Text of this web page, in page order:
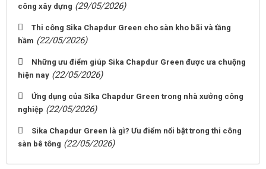
công xây dựng (29/05/2026)
Thi công Sika Chapdur Green cho sàn kho bãi và tầng
hầm (22/05/2026)
Những ưu điểm giúp Sika Chapdur Green được ưa chuộng
hiện nay (22/05/2026)
Ứng dụng của Sika Chapdur Green trong nhà xưởng công
nghiệp (22/05/2026)
Sika Chapdur Green là gì? Ưu điểm nổi bật trong thi công
sàn bê tông (22/05/2026)